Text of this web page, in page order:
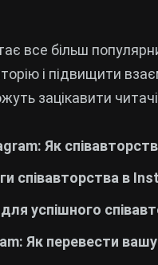
все більш
і підвищити
зацікавити
Як
співавторства в
успішного
Як перевести вашу